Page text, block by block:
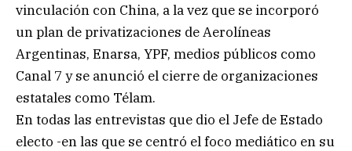
vinculación con China, a la vez que se incorporó
un plan de privatizaciones de Aerolíneas
Argentinas, Enarsa, YPF, medios públicos como
Canal 7 y se anunció el cierre de organizaciones
estatales como Télam.
En todas las entrevistas que dio el Jefe de Estado
electo -en las que se centró el foco mediático en su